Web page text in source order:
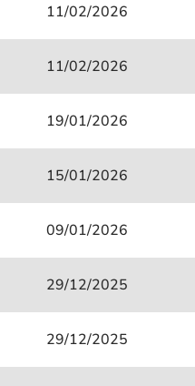
11/02/2026
11/02/2026
19/01/2026
15/01/2026
09/01/2026
29/12/2025
29/12/2025